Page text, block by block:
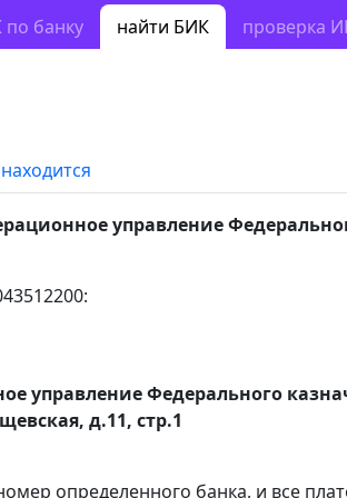
банку найти БИК проверка
управление
управление Федерального
д.11, стр.1
определенного банка, и все